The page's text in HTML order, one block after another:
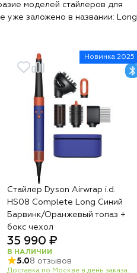
моделей стайлеров для
уже заложено в названии: Long
Новинка 2025
Стайлер Dyson Airwrap i.d.
HS08 Complete Long Синий
Барвинк/Оранжевый топаз +
бокс чехол
35 990 ₽
В НАЛИЧИИ
5.08 отзывов
Доставка по Москве в день заказа.